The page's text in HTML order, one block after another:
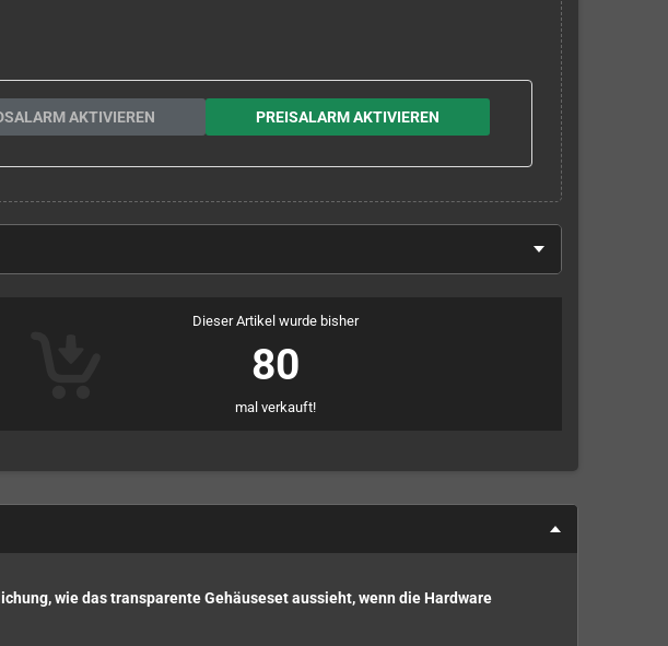
AKTIVIEREN PREISALARM AKTIVIEREN
Dieser Artikel wurde bisher
80
mal verkauft!
wie das transparente Gehäuseset aussieht, wenn die Hardware